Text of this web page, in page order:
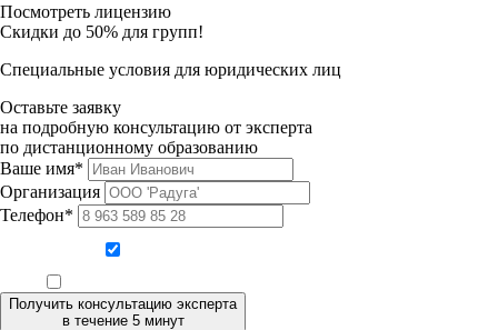
Посмотреть лицензию
Скидки до 50% для групп!
Специальные условия для юридических лиц
Оставьте заявку
на подробную консультацию от эксперта
по дистанционному образованию
Ваше имя*
Организация
Телефон*
Получить консультацию эксперта
в течение 5 минут